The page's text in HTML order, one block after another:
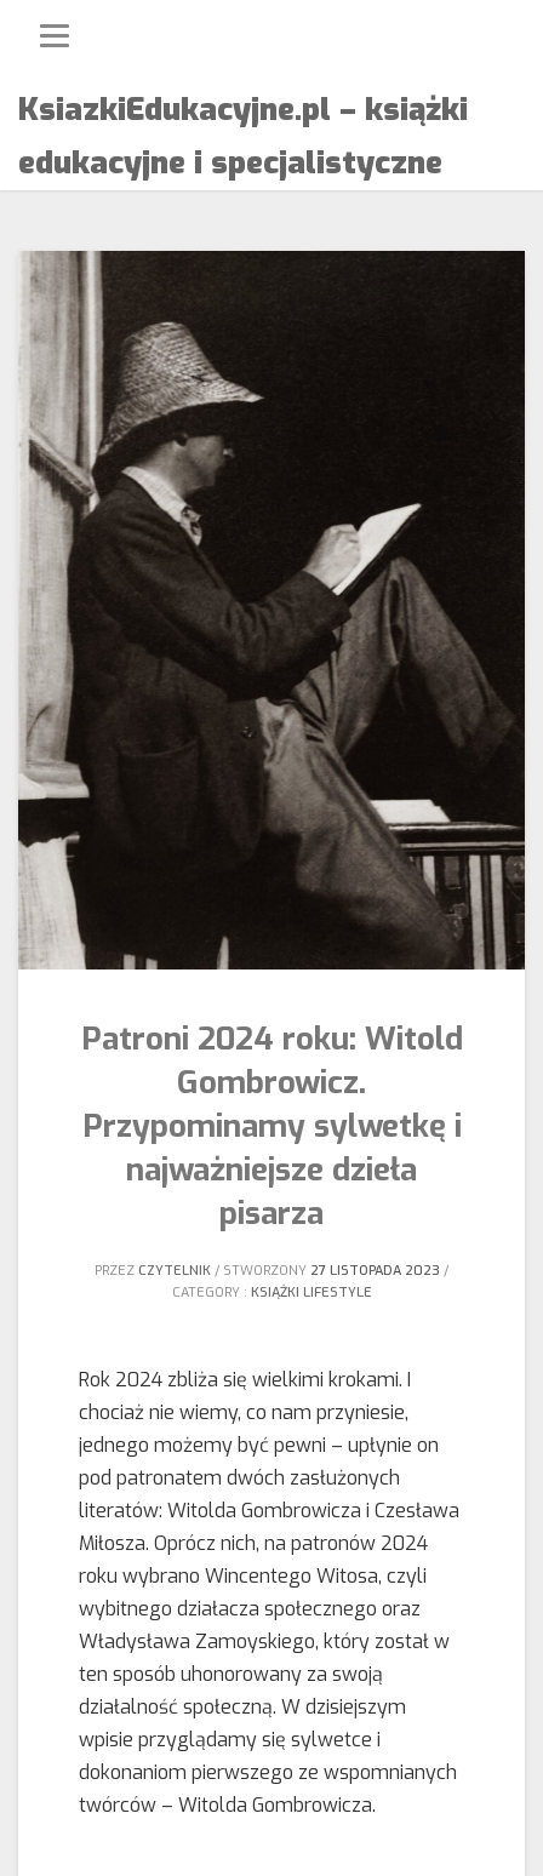
KsiazkiEdukacyjne.pl – książki
edukacyjne i specjalistyczne
Patroni 2024 roku: Witold
Gombrowicz.
Przypominamy sylwetkę i
najważniejsze dzieła
pisarza
PRZEZ CZYTELNIK STWORZONY 27 LISTOPADA 2023
CATEGORY : KSIĄŻKI LIFESTYLE
Rok 2024 zbliża się wielkimi krokami. I
chociaż nie wiemy, co nam przyniesie,
jednego możemy być pewni – upłynie on
pod patronatem dwóch zasłużonych
literatów: Witolda Gombrowicza i Czesława
Miłosza. Oprócz nich, na patronów 2024
roku wybrano Wincentego Witosa, czyli
wybitnego działacza społecznego oraz
Władysława Zamoyskiego, który został w
ten sposób uhonorowany za swoją
działalność społeczną. W dzisiejszym
wpisie przyglądamy się sylwetce i
dokonaniom pierwszego ze wspomnianych
twórców – Witolda Gombrowicza.